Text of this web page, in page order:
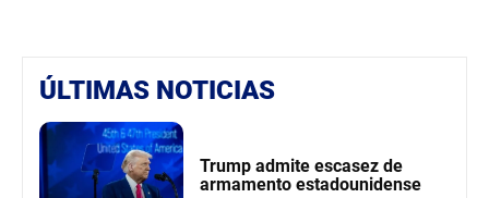
ÚLTIMAS NOTICIAS
Trump admite escasez de
armamento estadounidense